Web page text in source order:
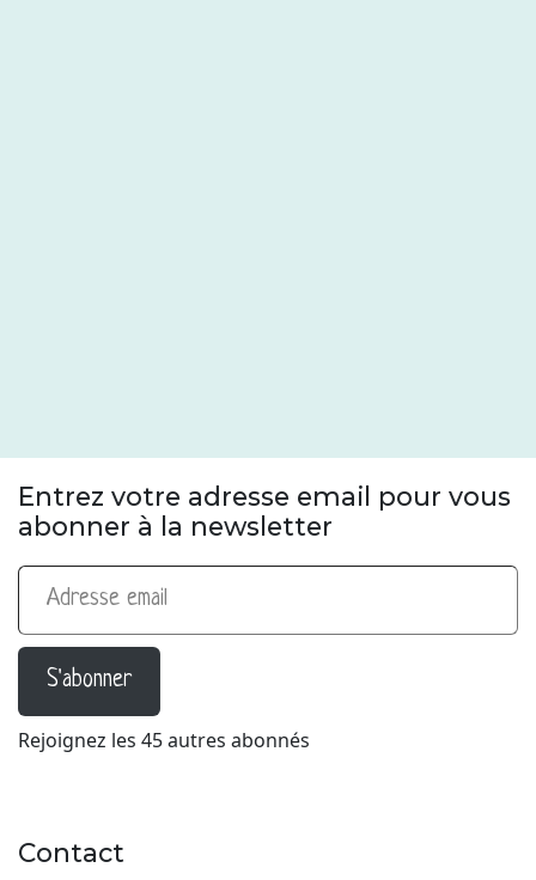
Entrez votre adresse email pour vous
abonner à la newsletter
Adresse email
S'abonner
Rejoignez les 45 autres abonnés
Contact